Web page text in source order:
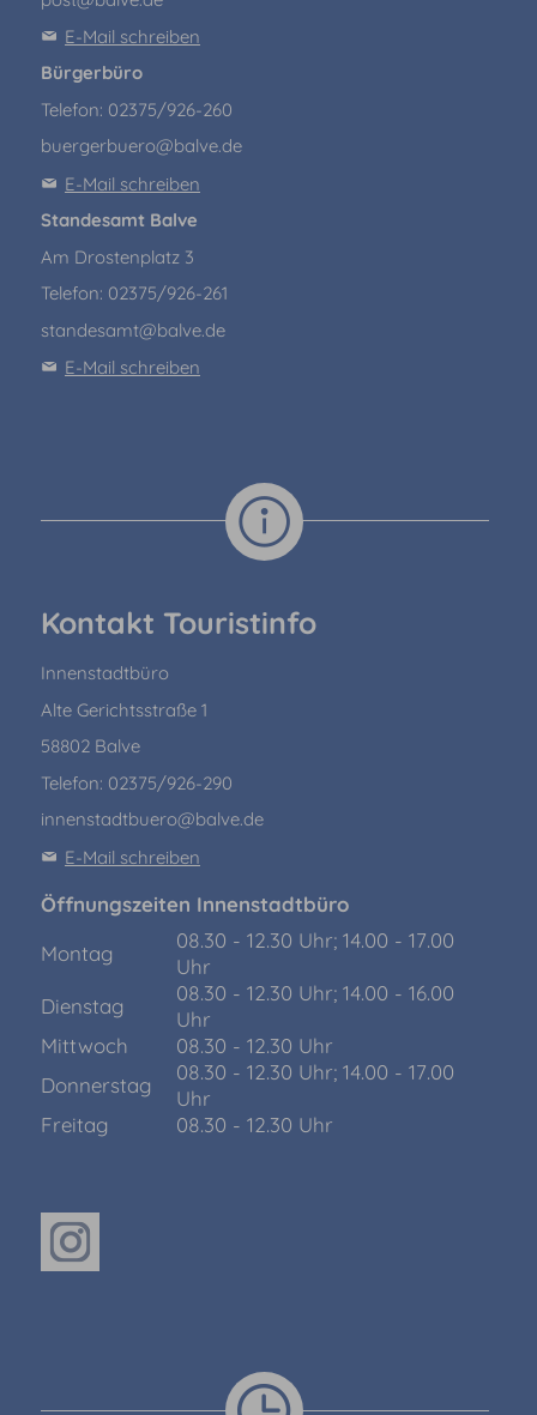
E-Mail schreiben
Bürgerbüro
Telefon: 02375/926-260
buergerbuero@balve.de
E-Mail schreiben
Standesamt Balve
Am Drostenplatz 3
Telefon: 02375/926-261
standesamt@balve.de
E-Mail schreiben
Kontakt Touristinfo
Innenstadtbüro
Alte Gerichtsstraße 1
58802 Balve
Telefon: 02375/926-290
innenstadtbuero@balve.de
E-Mail schreiben
Öffnungszeiten Innenstadtbüro
Montag
08.30 - 12.30 Uhr; 14.00 - 17.00
Uhr
Dienstag
08.30 - 12.30 Uhr; 14.00 - 16.00
Uhr
Mittwoch
08.30 - 12.30 Uhr
Donnerstag
08.30 - 12.30 Uhr; 14.00 - 17.00
Uhr
Freitag
08.30 - 12.30 Uhr